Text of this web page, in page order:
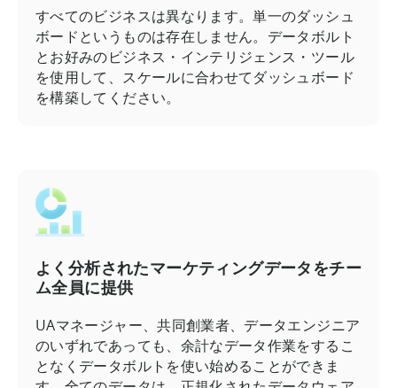
すべてのビジネスは異なります。単一のダッシュ
ボードというものは存在しません。データボルト
とお好みのビジネス・インテリジェンス・ツール
を使用して、スケールに合わせてダッシュボード
を構築してください。
よく分析されたマーケティングデータをチー
ム全員に提供
UAマネージャー、共同創業者、データエンジニア
のいずれであっても、余計なデータ作業をするこ
となくデータボルトを使い始めることができま